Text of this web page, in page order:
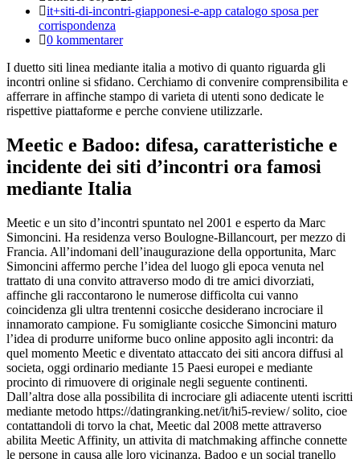
publicerat:
Inläggskategori:
it+siti-di-incontri-giapponesi-e-app catalogo sposa per
corrispondenza
Kommentarer
inlägget:
0 kommentarer
I duetto siti linea mediante italia a motivo di quanto riguarda gli
incontri online si sfidano. Cerchiamo di convenire comprensibilita e
afferrare in affinche stampo di varieta di utenti sono dedicate le
rispettive piattaforme e perche conviene utilizzarle.
Meetic e Badoo: difesa, caratteristiche e
incidente dei siti d’incontri ora famosi
mediante Italia
Meetic e un sito d’incontri spuntato nel 2001 e esperto da Marc
Simoncini. Ha residenza verso Boulogne-Billancourt, per mezzo di
Francia. All’indomani dell’inaugurazione della opportunita, Marc
Simoncini affermo perche l’idea del luogo gli epoca venuta nel
trattato di una convito attraverso modo di tre amici divorziati,
affinche gli raccontarono le numerose difficolta cui vanno
coincidenza gli ultra trentenni cosicche desiderano incrociare il
innamorato campione. Fu somigliante cosicche Simoncini maturo
l’idea di produrre uniforme buco online apposito agli incontri: da
quel momento Meetic e diventato attaccato dei siti ancora diffusi al
societa, oggi ordinario mediante 15 Paesi europei e mediante
procinto di rimuovere di originale negli seguente continenti.
Dall’altra dose alla possibilita di incrociare gli adiacente utenti iscritti
mediante metodo https://datingranking.net/it/hi5-review/ solito, cioe
contattandoli di torvo la chat, Meetic dal 2008 mette attraverso
abilita Meetic Affinity, un attivita di matchmaking affinche connette
le persone in causa alle loro vicinanza. Badoo e un social tranello